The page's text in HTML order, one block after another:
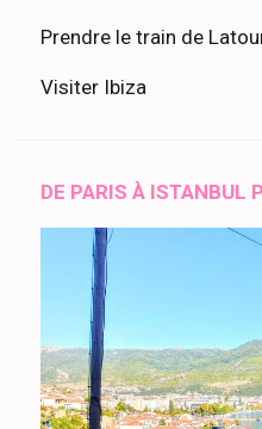
Prendre le train de
Visiter Ibiza
DE PARIS À ISTANBUL